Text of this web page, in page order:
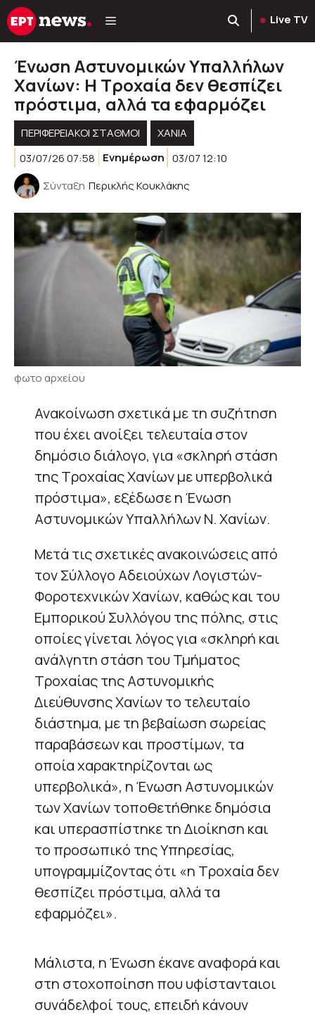
Μετάβαση
σε
Live TV
Ένωση Αστυνομικών Υπαλλήλων
Χανίων: Η Τροχαία δεν θεσπίζει
πρόστιμα, αλλά τα εφαρμόζει
ΠΕΡΙΦΕΡΕΙΑΚΟΊ ΣΤΑΘΜΟΊ
ΧΑΝΙΑ
03/07/26 07:58
Ενημέρωση 03/07 12:10
Σύνταξη Περικλής Κουκλάκης
φωτο αρχείου
Ανακοίνωση σχετικά με τη συζήτηση
που έχει ανοίξει τελευταία στον
δημόσιο διάλογο, για «σκληρή στάση
της Τροχαίας Χανίων με υπερβολικά
πρόστιμα», εξέδωσε η Ένωση
Αστυνομικών Υπαλλήλων Ν. Χανίων.
Μετά τις σχετικές ανακοινώσεις από
τον Σύλλογο Αδειούχων Λογιστών-
Φοροτεχνικών Χανίων, καθώς και του
Εμπορικού Συλλόγου της πόλης, στις
οποίες γίνεται λόγος για «σκληρή και
ανάλγητη στάση του Τμήματος
Τροχαίας της Αστυνομικής
Διεύθυνσης Χανίων το τελευταίο
διάστημα, με τη βεβαίωση σωρείας
παραβάσεων και προστίμων, τα
οποία χαρακτηρίζονται ως
υπερβολικά», η Ένωση Αστυνομικών
των Χανίων τοποθετήθηκε δημόσια
και υπερασπίστηκε τη Διοίκηση και
το προσωπικό της Υπηρεσίας,
υπογραμμίζοντας ότι «η Τροχαία δεν
θεσπίζει πρόστιμα, αλλά τα
εφαρμόζει».
Μάλιστα, η Ένωση έκανε αναφορά και
στη στοχοποίηση που υφίστανταιοι
συνάδελφοί τους, επειδή κάνουν